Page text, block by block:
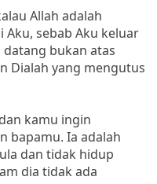
Allah adalah
Aku, sebab Aku keluar
bukan atas
Dialah yang mengutus
kamu ingin
bapamu. Ia adalah
dan tidak hidup
dia tidak ada